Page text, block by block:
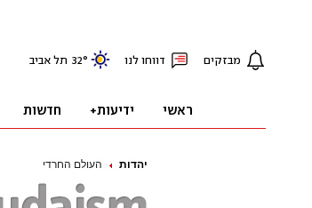
יהדות העולם החרדי